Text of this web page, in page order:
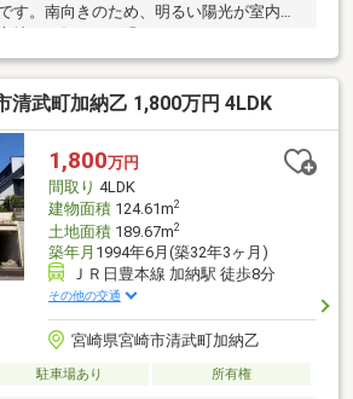
す。南向きのため、明るい陽光が室内に
いるため、朝の混雑も軽減され、ご家族
できます。
清武町加納乙 1,800万円 4LDK
1,800万円
間取り 4LDK
建物面積124.61m2
土地面積189.67m2
築年月 1994年6月(築32年3ヶ月)
ＪＲ日豊本線 加納駅 徒歩8分
その他の交通
宮崎県宮崎市清武町加納乙
駐車場あり 所有権